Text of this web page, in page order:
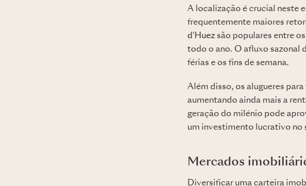
A localização é crucial neste
frequentemente maiores
d'Huez são populares entre
todo o ano. O afluxo sazonal
férias e os fins de semana.
Além disso, os alugueres
aumentando ainda mais a
geração do milénio pode
um investimento lucrativo no
Mercados
Diversificar uma carteira